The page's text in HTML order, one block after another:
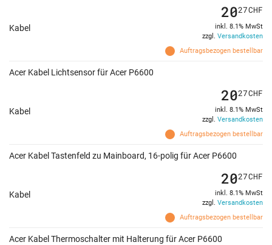
Kabel
Auftragsbezogen bestellbar
2027CHF
inkl. 8.1% MwSt
zzgl. Versandkosten
Acer Kabel Lichtsensor für Acer P6600
Kabel
Auftragsbezogen bestellbar
2027CHF
inkl. 8.1% MwSt
zzgl. Versandkosten
Acer Kabel Tastenfeld zu Mainboard, 16-polig für Acer P6600
Kabel
Auftragsbezogen bestellbar
2027CHF
inkl. 8.1% MwSt
zzgl. Versandkosten
Acer Kabel Thermoschalter mit Halterung für Acer P6600